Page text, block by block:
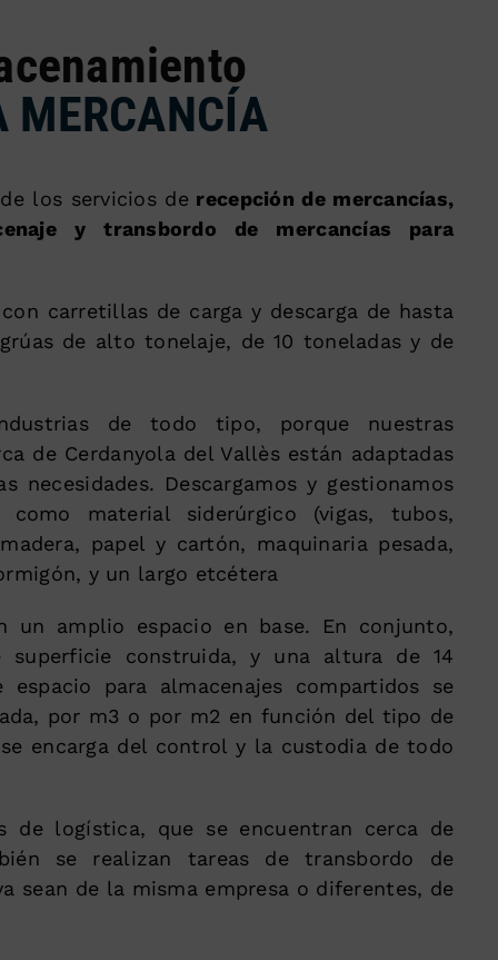
MERCANCÍA
los servicios de recepción de mercancías,
y transbordo de mercancías para
carretillas de carga y descarga de hasta
de alto tonelaje, de 10 toneladas y de
de todo tipo, porque nuestras
de Cerdanyola del Vallès están adaptadas
necesidades. Descargamos y gestionamos
material siderúrgico (vigas, tubos,
papel y cartón, maquinaria pesada,
y un largo etcétera
un amplio espacio en base. En conjunto,
construida, y una altura de 14
para almacenajes compartidos se
por m3 o por m2 en función del tipo de
encarga del control y la custodia de todo
de logística, que se encuentran cerca de
se realizan tareas de transbordo de
sean de la misma empresa o diferentes, de